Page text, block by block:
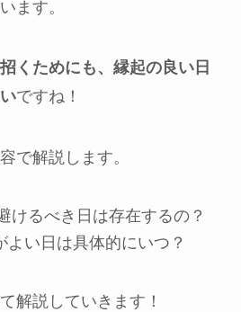
ます。
くためにも、縁起の良い日
ですね！
で解説します。
けるべき日は存在するの？
よい日は具体的にいつ？
解説していきます！